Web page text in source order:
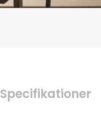
Specifikationer